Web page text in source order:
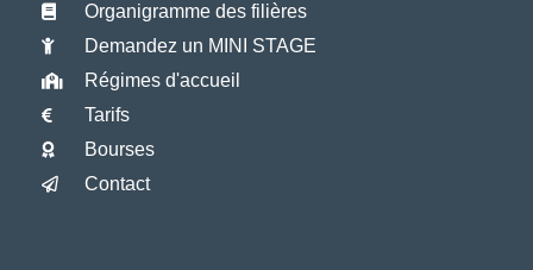
Organigramme des filières
Demandez un MINI STAGE
Régimes d'accueil
Tarifs
Bourses
Contact